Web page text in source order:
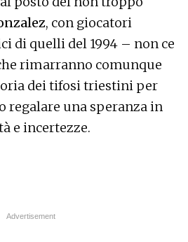
, con giocatori
di quelli del 1994 – non ce
rimarranno comunque
dei tifosi triestini per
regalare una speranza in
e incertezze.